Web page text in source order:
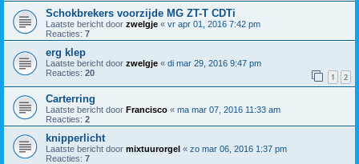
Schokbrekers voorzijde MG ZT-T CDTi
Laatste bericht door zwelgje « vr apr 01, 2016 7:42 pm
Reacties: 7
erg klep
Laatste bericht door zwelgje « di mar 29, 2016 9:47 pm
Reacties: 20 1 2
Carterring
Laatste bericht door Francisco « ma mar 07, 2016 11:33 am
Reacties: 2
knipperlicht
Laatste bericht door mixtuurorgel « zo mar 06, 2016 1:37 pm
Reacties: 7